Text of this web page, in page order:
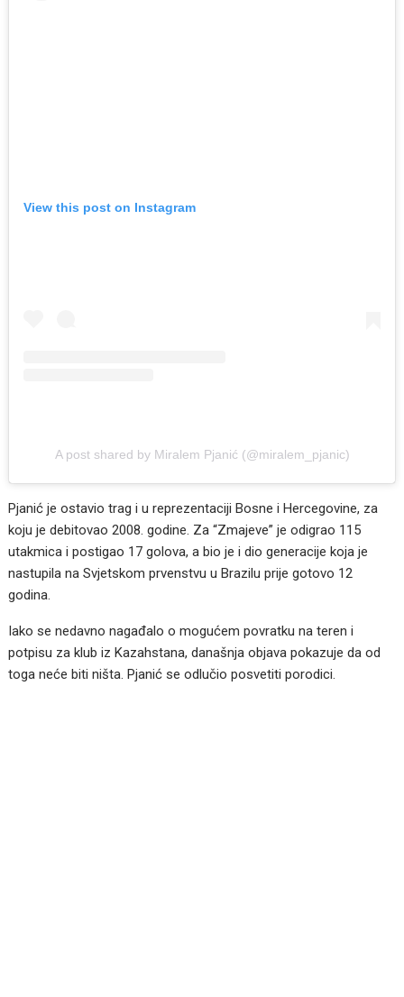
View this post on Instagram
A post shared by Miralem Pjanić (@miralem_pjanic)
Pjanić je ostavio trag i u reprezentaciji Bosne i Hercegovine, za
koju je debitovao 2008. godine. Za “Zmajeve” je odigrao 115
utakmica i postigao 17 golova, a bio je i dio generacije koja je
nastupila na Svjetskom prvenstvu u Brazilu prije gotovo 12
godina.
Iako se nedavno nagađalo o mogućem povratku na teren i
potpisu za klub iz Kazahstana, današnja objava pokazuje da od
toga neće biti ništa. Pjanić se odlučio posvetiti porodici.